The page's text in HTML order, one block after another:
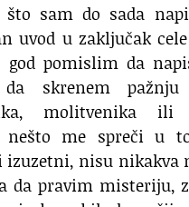
što sam do sada
uvod u zaključak
god pomislim da
skrenem
molitvenika ili
nešto me spreči u
izuzetni, nisu nikakva
da pravim misteriju,